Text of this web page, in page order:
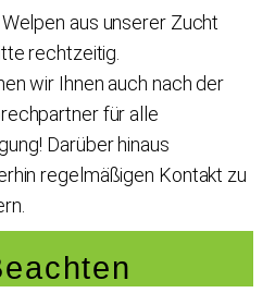
aus unserer Zucht
rechtzeitig.
wir Ihnen auch nach der
für alle
Darüber hinaus
regelmäßigen Kontakt zu